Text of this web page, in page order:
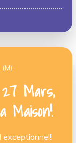
Mars,
Maison!
exceptionnel!